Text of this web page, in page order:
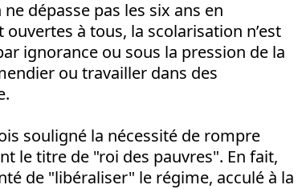
dépasse pas les six ans en
à tous, la scolarisation n’est
ignorance ou sous la pression de la
ou travailler dans des
souligné la nécessité de rompre
le titre de "roi des pauvres". En fait,
de "libéraliser" le régime, acculé à la